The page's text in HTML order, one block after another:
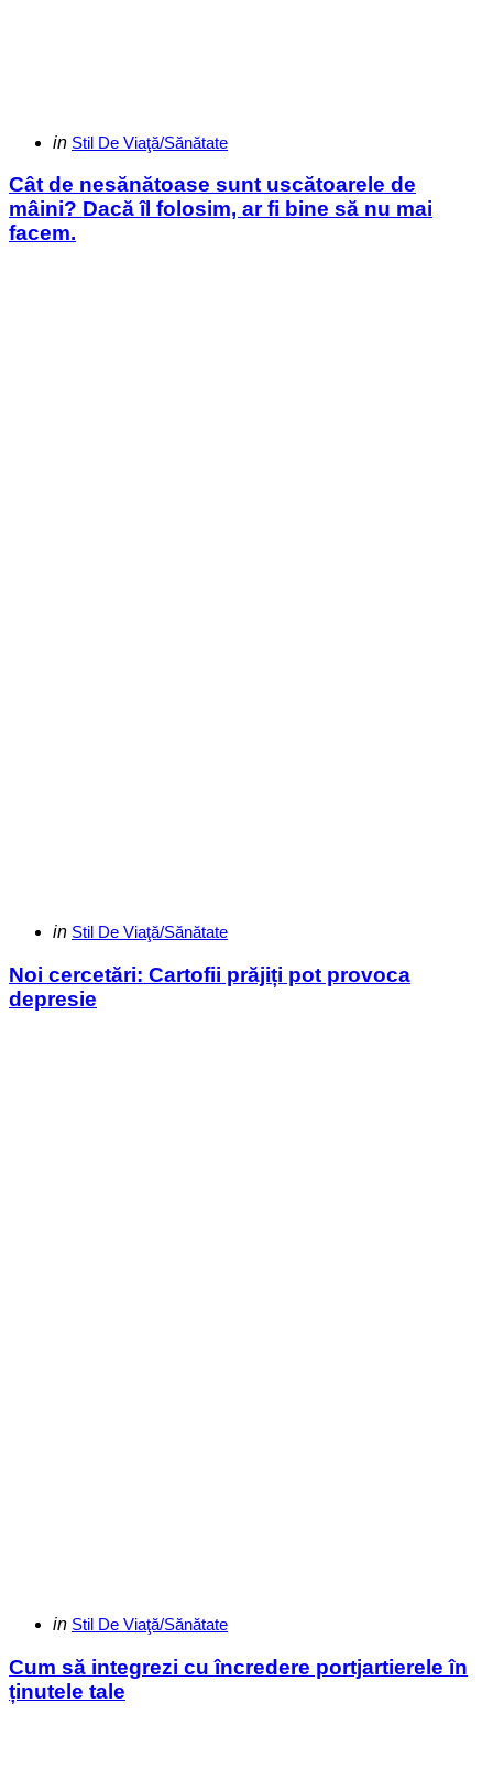
Categories
Posted
in Stil De Viaţă/Sănătate
Cât de nesănătoase sunt uscătoarele de
mâini? Dacă îl folosim, ar fi bine să nu mai
facem.
Categories
Posted
in Stil De Viaţă/Sănătate
Noi cercetări: Cartofii prăjiți pot provoca
depresie
Categories
Posted
in Stil De Viaţă/Sănătate
Cum să integrezi cu încredere portjartierele în
ținutele tale